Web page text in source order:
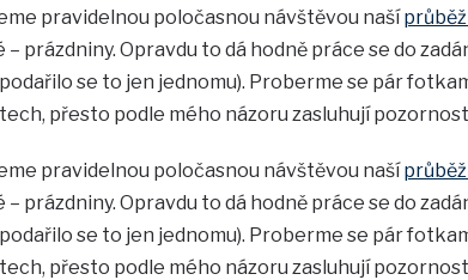
pravidelnou poločasnou návštěvou naší
– prázdniny. Opravdu to dá hodně práce se do
se to jen jednomu). Proberme se pár
přesto podle mého názoru zasluhují
pravidelnou poločasnou návštěvou naší
– prázdniny. Opravdu to dá hodně práce se do
se to jen jednomu). Proberme se pár
přesto podle mého názoru zasluhují